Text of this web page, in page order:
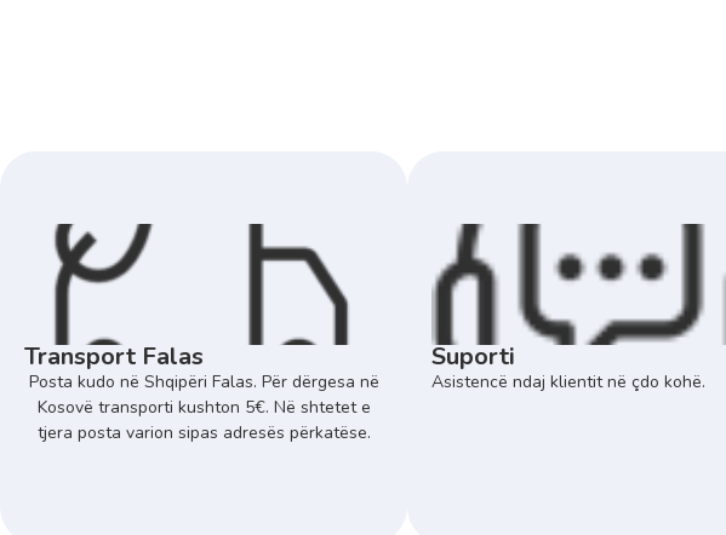
Transport Falas
Posta kudo në Shqipëri Falas. Për dërgesa në
Kosovë transporti kushton 5€. Në shtetet e
tjera posta varion sipas adresës përkatëse.
Suporti
Asistencë ndaj klientit në çdo kohë.